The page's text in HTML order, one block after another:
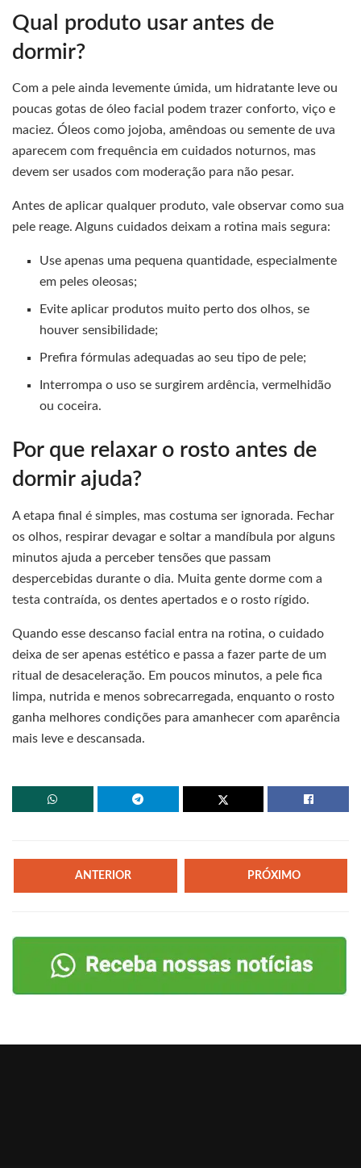
Qual produto usar antes de
dormir?
Com a pele ainda levemente úmida, um hidratante leve ou
poucas gotas de óleo facial podem trazer conforto, viço e
maciez. Óleos como jojoba, amêndoas ou semente de uva
aparecem com frequência em cuidados noturnos, mas
devem ser usados com moderação para não pesar.
Antes de aplicar qualquer produto, vale observar como sua
pele reage. Alguns cuidados deixam a rotina mais segura:
Use apenas uma pequena quantidade, especialmente
em peles oleosas;
Evite aplicar produtos muito perto dos olhos, se
houver sensibilidade;
Prefira fórmulas adequadas ao seu tipo de pele;
Interrompa o uso se surgirem ardência, vermelhidão
ou coceira.
Por que relaxar o rosto antes de
dormir ajuda?
A etapa final é simples, mas costuma ser ignorada. Fechar
os olhos, respirar devagar e soltar a mandíbula por alguns
minutos ajuda a perceber tensões que passam
despercebidas durante o dia. Muita gente dorme com a
testa contraída, os dentes apertados e o rosto rígido.
Quando esse descanso facial entra na rotina, o cuidado
deixa de ser apenas estético e passa a fazer parte de um
ritual de desaceleração. Em poucos minutos, a pele fica
limpa, nutrida e menos sobrecarregada, enquanto o rosto
ganha melhores condições para amanhecer com aparência
mais leve e descansada.
ANTERIOR PRÓXIMO